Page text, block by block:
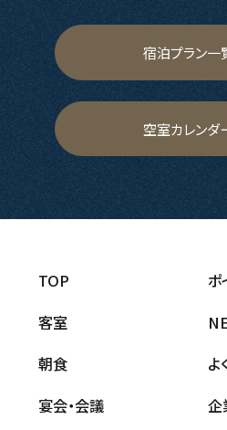
宿泊プラン一
空室カレンダ
TOP
客室
朝食
宴会・会議
ポ
よ
企